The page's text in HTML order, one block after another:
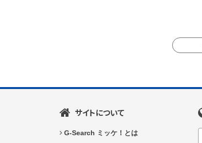
サイトについて
G-Search ミッケ！とは